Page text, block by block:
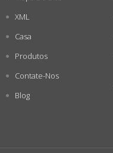
XML
Casa
Produtos
Contate-Nos
Blog